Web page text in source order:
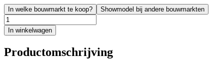
In welke bouwmarkt te koop? Showmodel bij andere bouwmarkten
In winkelwagen
Productomschrijving